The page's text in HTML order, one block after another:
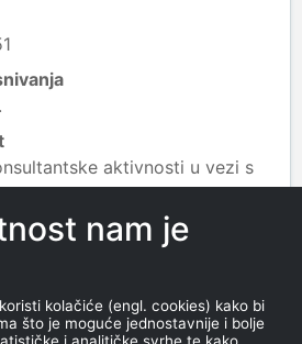
aktivnosti u vezi s
i ostalim upravljanjem;
nam je
kolačiće (engl. cookies) kako bi
što je moguće jednostavnije i bolje